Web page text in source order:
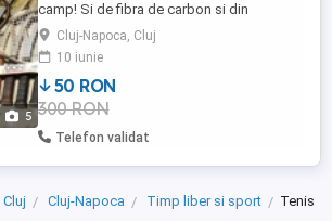
5
camp! Si de fibra de carbon si din
aluminiu si din lemn! Dunt 30 de bucati,
iese 50 lei bucata! :)
Cluj-Napoca, Cluj
10 iunie
50 RON
300 RON
Telefon validat
Cluj Cluj-Napoca Timp liber si sport Tenis